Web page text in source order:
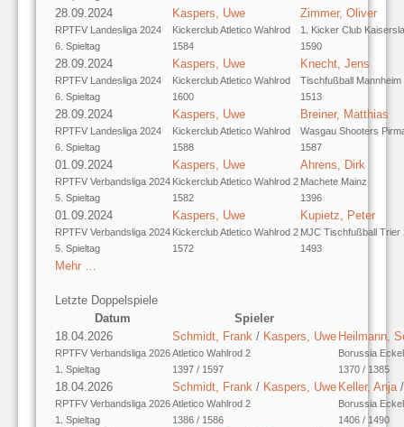
28.09.2024
RPTFV Landesliga 2024
6. Spieltag
Kaspers, Uwe
Kickerclub Atletico Wahlrod
1584
Zimmer, Oliver
1. Kicker Club
1590
28.09.2024
RPTFV Landesliga 2024
6. Spieltag
Kaspers, Uwe
Kickerclub Atletico Wahlrod
1600
Knecht, Jens
Tischfußball Mannheim
1513
28.09.2024
RPTFV Landesliga 2024
6. Spieltag
Kaspers, Uwe
Kickerclub Atletico Wahlrod
1588
Breiner, Matthias
Wasgau Shooters
1587
01.09.2024
RPTFV Verbandsliga 2024
5. Spieltag
Kaspers, Uwe
Kickerclub Atletico Wahlrod 2
1582
Ahrens, Dirk
Machete Mainz
1396
01.09.2024
RPTFV Verbandsliga 2024
5. Spieltag
Kaspers, Uwe
Kickerclub Atletico Wahlrod 2
1572
Kupietz, Peter
MJC Tischfußball Trier
1493
Mehr …
Letzte Doppelspiele
Datum
Spieler
18.04.2026
RPTFV Verbandsliga 2026
1. Spieltag
Schmidt, Frank / Kaspers, Uwe
Atletico Wahlrod 2
1397 / 1597
Heilmann,
Borussia
1370 / 1385
18.04.2026
RPTFV Verbandsliga 2026
1. Spieltag
Schmidt, Frank / Kaspers, Uwe
Atletico Wahlrod 2
1386 / 1586
Keller, Anja
Borussia
1406 / 1490